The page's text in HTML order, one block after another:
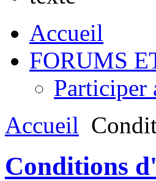
Accueil
FORUMS
Participer
Accueil
Conditions